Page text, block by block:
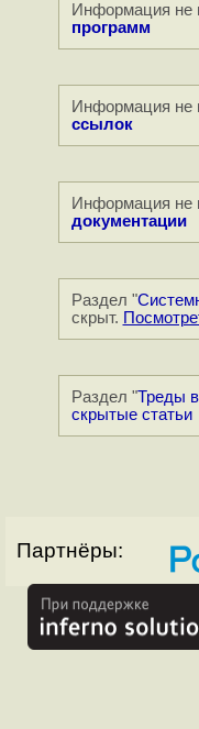
Информация не
программ
Информация не
ссылок
Информация не
документации
Раздел "
скрыт.
Раздел "Треды
скрытые статьи
Партнёры: